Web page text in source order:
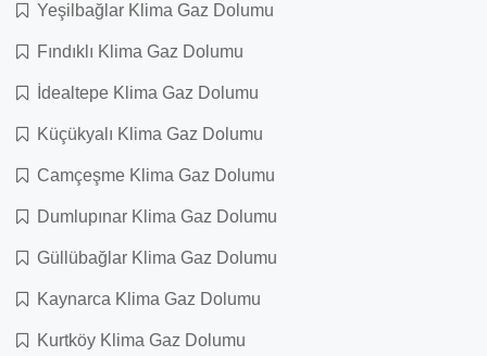
Yeşilbağlar Klima Gaz Dolumu
Fındıklı Klima Gaz Dolumu
İdealtepe Klima Gaz Dolumu
Küçükyalı Klima Gaz Dolumu
Camçeşme Klima Gaz Dolumu
Dumlupınar Klima Gaz Dolumu
Güllübağlar Klima Gaz Dolumu
Kaynarca Klima Gaz Dolumu
Kurtköy Klima Gaz Dolumu